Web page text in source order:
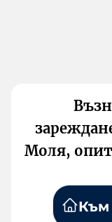
Моля,
Към